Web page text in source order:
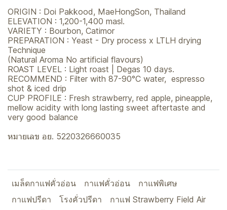
ORIGIN : Doi Pakkood, MaeHongSon, Thailand
ELEVATION : 1,200-1,400 masl.
VARIETY : Bourbon, Catimor
PREPARATION : Yeast - Dry process x LTLH drying
Technique
(Natural Aroma No artificial flavours)
ROAST LEVEL : Light roast | Degas 10 days.
RECOMMEND : Filter with 87-90°C water, espresso
shot & iced drip
CUP PROFILE : Fresh strawberry, red apple, pineapple,
mellow acidity with long lasting sweet aftertaste and
very good balance
หมายเลข อย. 5220326660035
เมล็ดกาแฟคั่วอ่อน กาแฟคั่วอ่อน
กาแฟพิเศษ
กาแฟปรีดา
โรงคั่วปรีดา
กาแฟ Strawberry Field Air